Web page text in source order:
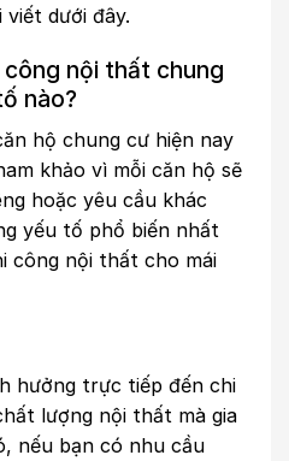
dưới đây.
nội thất chung
nào?
hộ chung cư hiện nay
khảo vì mỗi căn hộ sẽ
hoặc yêu cầu khác
yếu tố phổ biến nhất
công nội thất cho mái
hưởng trực tiếp đến chi
lượng nội thất mà gia
nếu bạn có nhu cầu